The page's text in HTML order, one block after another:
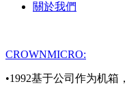
關於我們
CROWNMICRO:
•1992基于公司作为机箱